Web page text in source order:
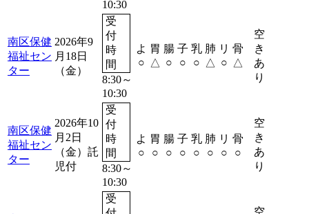
10:30
南区保健
福祉セン
ター
2026年9
月18日
（金）
受
付
時
間
8:30～
10:30
よ
○
胃
△
腸
○
子
○
乳
○
肺
△
リ
○
骨
△
空
き
あ
り
南区保健
福祉セン
ター
2026年10
月2日
（金） 託
児付
受
付
時
間
8:30～
10:30
よ
○
胃
○
腸
○
子
○
乳
○
肺
○
リ
○
骨
○
空
き
あ
り
受
空